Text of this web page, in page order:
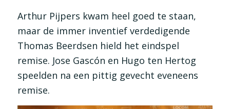
Arthur Pijpers kwam heel goed te staan,
maar de immer inventief verdedigende
Thomas Beerdsen hield het eindspel
remise. Jose Gascón en Hugo ten Hertog
speelden na een pittig gevecht eveneens
remise.